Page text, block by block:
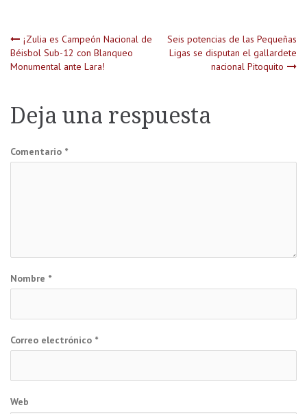
Navegación
de
entradas
¡Zulia es Campeón Nacional de
Béisbol Sub-12 con Blanqueo
Monumental ante Lara!
Seis potencias de las Pequeñas
Ligas se disputan el gallardete
nacional Pitoquito
Deja una respuesta
Comentario *
Nombre *
Correo electrónico *
Web